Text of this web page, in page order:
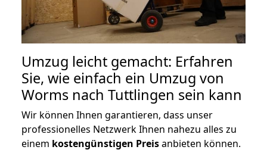
Umzug leicht gemacht: Erfahren
Sie, wie einfach ein Umzug von
Worms nach Tuttlingen sein kann
Wir können Ihnen garantieren, dass unser
professionelles Netzwerk Ihnen nahezu alles zu
einem kostengünstigen Preisanbieten können.